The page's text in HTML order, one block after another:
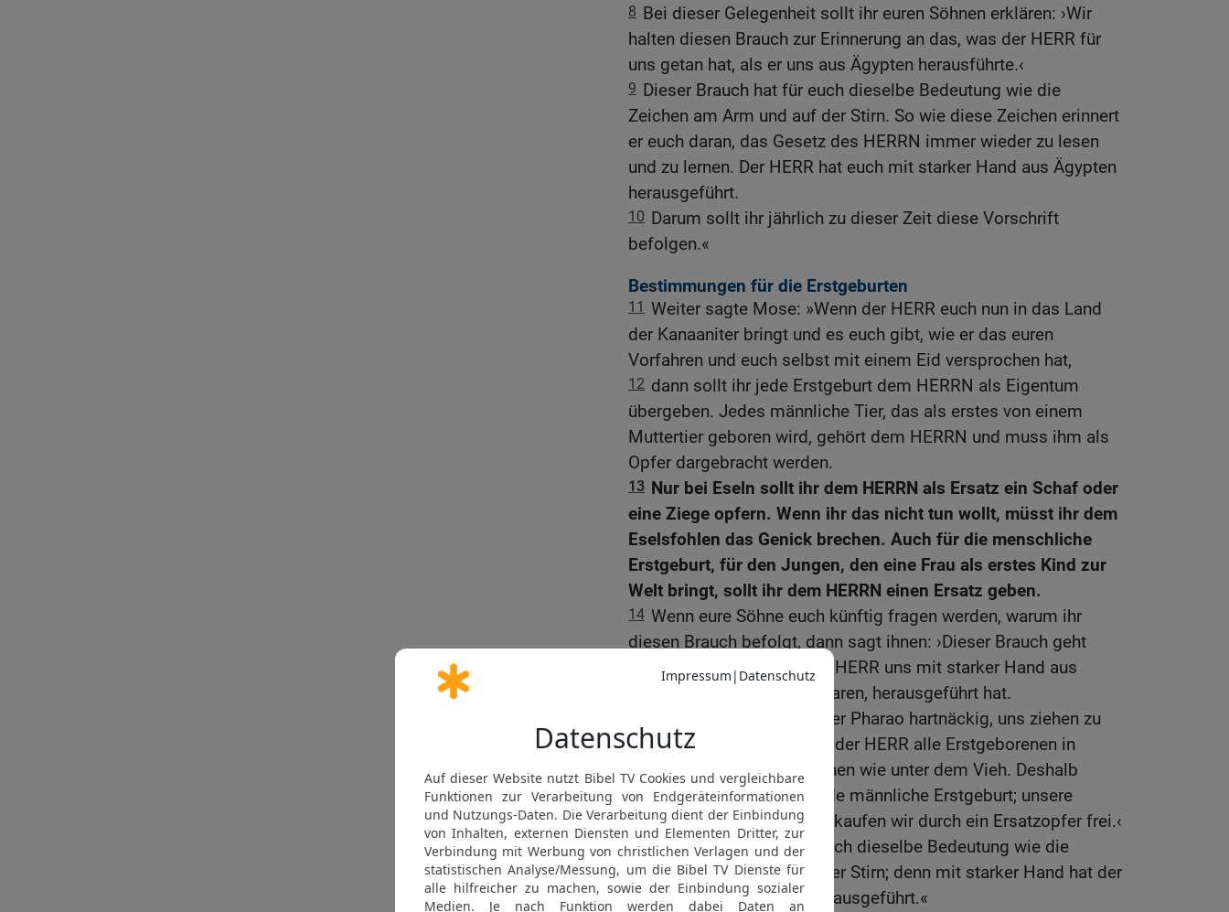
8 Bei dieser Gelegenheit sollt ihr euren Söhnen erklären: ›Wir
halten diesen Brauch zur Erinnerung an das, was der HERR für
uns getan hat, als er uns aus Ägypten herausführte.‹
9 Dieser Brauch hat für euch dieselbe Bedeutung wie die
Zeichen am Arm und auf der Stirn. So wie diese Zeichen erinnert
er euch daran, das Gesetz des HERRN immer wieder zu lesen
und zu lernen. Der HERR hat euch mit starker Hand aus Ägypten
herausgeführt.
10 Darum sollt ihr jährlich zu dieser Zeit diese Vorschrift
befolgen.«
Bestimmungen für die Erstgeburten
11 Weiter sagte Mose: »Wenn der HERR euch nun in das Land
der Kanaaniter bringt und es euch gibt, wie er das euren
Vorfahren und euch selbst mit einem Eid versprochen hat,
12 dann sollt ihr jede Erstgeburt dem HERRN als Eigentum
übergeben. Jedes männliche Tier, das als erstes von einem
Muttertier geboren wird, gehört dem HERRN und muss ihm als
Opfer dargebracht werden.
13 Nur bei Eseln sollt ihr dem HERRN als Ersatz ein Schaf oder
eine Ziege opfern. Wenn ihr das nicht tun wollt, müsst ihr dem
Eselsfohlen das Genick brechen. Auch für die menschliche
Erstgeburt, für den Jungen, den eine Frau als erstes Kind zur
Welt bringt, sollt ihr dem HERRN einen Ersatz geben.
14 Wenn eure Söhne euch künftig fragen werden, warum ihr
diesen Brauch befolgt, dann sagt ihnen: ›Dieser Brauch geht
zurück auf die Zeit, als der HERR uns mit starker Hand aus
Ägypten, wo wir Sklaven waren, herausgeführt hat.
Damals weigerte sich der Pharao hartnäckig, uns ziehen zu
lassen, und deshalb tötete der HERR alle Erstgeborenen in
Ägypten, unter den Menschen wie unter dem Vieh. Deshalb
opfern wir dem HERRN jede männliche Erstgeburt; unsere
erstgeborenen Söhne aber kaufen wir durch ein Ersatzopfer frei.‹
16
Dieser Brauch hat für euch dieselbe Bedeutung wie die
Zeichen am Arm und auf der Stirn; denn mit starker Hand hat der
HERR uns aus Ägypten herausgeführt.«